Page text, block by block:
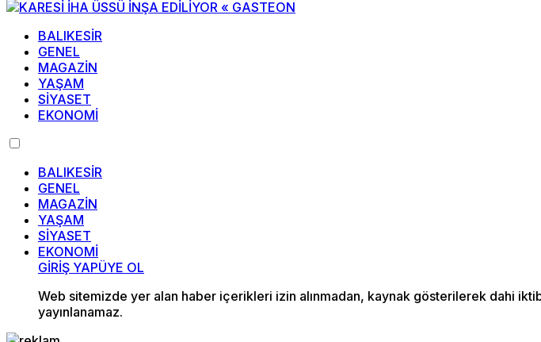
BALIKESİR
GENEL
MAGAZİN
YAŞAM
SİYASET
EKONOMİ
BALIKESİR
GENEL
MAGAZİN
YAŞAM
SİYASET
EKONOMİ
GİRİŞ YAPÜYE OL
Web sitemizde yer alan haber içerikleri izin alınmadan, kaynak gösterilerek dahi
yayınlanamaz.